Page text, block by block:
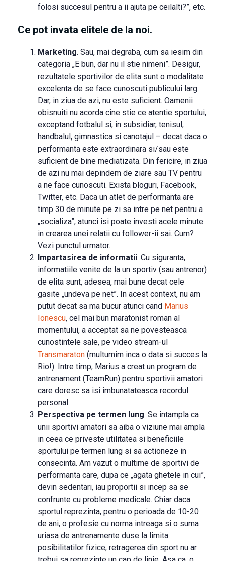
folosi succesul pentru a ii ajuta pe ceilalti?”, etc.
Ce pot invata elitele de la noi.
Marketing. Sau, mai degraba, cum sa iesim din
categoria „E bun, dar nu il stie nimeni”. Desigur,
rezultatele sportivilor de elita sunt o modalitate
excelenta de se face cunoscuti publicului larg.
Dar, in ziua de azi, nu este suficient. Oamenii
obisnuiti nu acorda cine stie ce atentie sportului,
exceptand fotbalul si, in subsidiar, tenisul,
handbalul, gimnastica si canotajul – decat daca o
performanta este extraordinara si/sau este
suficient de bine mediatizata. Din fericire, in ziua
de azi nu mai depindem de ziare sau TV pentru
a ne face cunoscuti. Exista bloguri, Facebook,
Twitter, etc. Daca un atlet de performanta are
timp 30 de minute pe zi sa intre pe net pentru a
„socializa”, atunci isi poate investi acele minute
in crearea unei relatii cu follower-ii sai. Cum?
Vezi punctul urmator.
Impartasirea de informatii. Cu siguranta,
informatiile venite de la un sportiv (sau antrenor)
de elita sunt, adesea, mai bune decat cele
gasite „undeva pe net”. In acest context, nu am
putut decat sa ma bucur atunci cand Marius
Ionescu, cel mai bun maratonist roman al
momentului, a acceptat sa ne povesteasca
cunostintele sale, pe video stream-ul
Transmaraton (multumim inca o data si succes la
Rio!). Intre timp, Marius a creat un program de
antrenament (TeamRun) pentru sportivii amatori
care doresc sa isi imbunatateasca recordul
personal.
Perspectiva pe termen lung. Se intampla ca
unii sportivi amatori sa aiba o viziune mai ampla
in ceea ce priveste utilitatea si beneficiile
sportului pe termen lung si sa actioneze in
consecinta. Am vazut o multime de sportivi de
performanta care, dupa ce „agata ghetele in cui”,
devin sedentari, iau proportii si incep sa se
confrunte cu probleme medicale. Chiar daca
sportul reprezinta, pentru o perioada de 10-20
de ani, o profesie cu norma intreaga si o suma
uriasa de antrenamente duse la limita
posibilitatilor fizice, retragerea din sport nu ar